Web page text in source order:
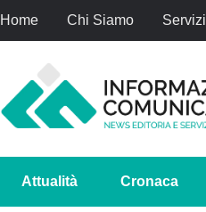
Home Chi Siamo Servizi
Attualità Cronaca